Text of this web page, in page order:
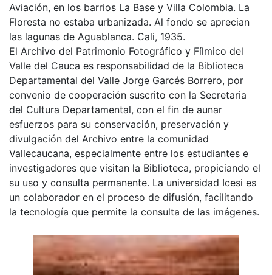
Aviación, en los barrios La Base y Villa Colombia. La
Floresta no estaba urbanizada. Al fondo se aprecian
las lagunas de Aguablanca. Cali, 1935.
El Archivo del Patrimonio Fotográfico y Fílmico del
Valle del Cauca es responsabilidad de la Biblioteca
Departamental del Valle Jorge Garcés Borrero, por
convenio de cooperación suscrito con la Secretaria
del Cultura Departamental, con el fin de aunar
esfuerzos para su conservación, preservación y
divulgación del Archivo entre la comunidad
Vallecaucana, especialmente entre los estudiantes e
investigadores que visitan la Biblioteca, propiciando el
su uso y consulta permanente. La universidad Icesi es
un colaborador en el proceso de difusión, facilitando
la tecnología que permite la consulta de las imágenes.